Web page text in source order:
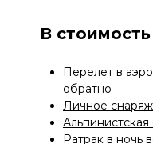
Перелет в
обратно
Личное
Альпинистская
Ратрак в ночь
В